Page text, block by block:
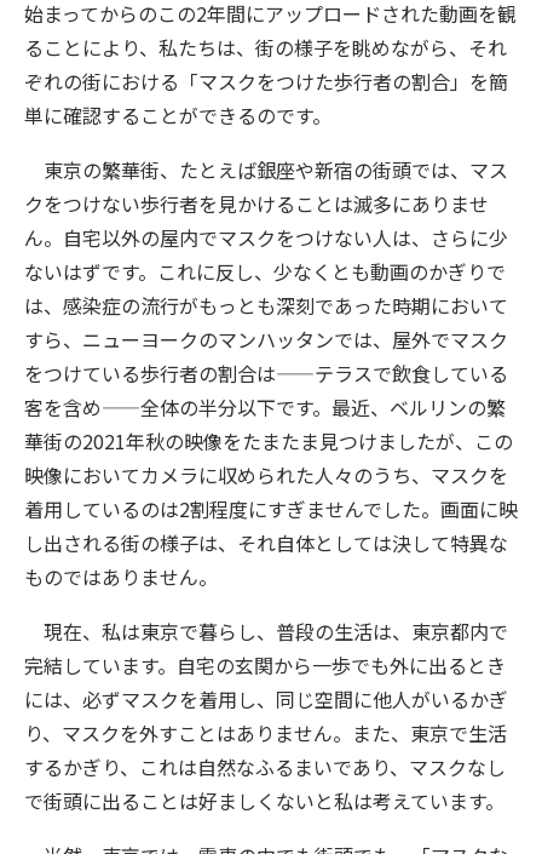
始まってからのこの2年間にアップロードされた動画を観
ることにより、私たちは、街の様子を眺めながら、それ
ぞれの街における「マスクをつけた歩行者の割合」を簡
単に確認することができるのです。
東京の繁華街、たとえば銀座や新宿の街頭では、マス
クをつけない歩行者を見かけることは滅多にありませ
ん。自宅以外の屋内でマスクをつけない人は、さらに少
ないはずです。これに反し、少なくとも動画のかぎりで
は、感染症の流行がもっとも深刻であった時期において
すら、ニューヨークのマンハッタンでは、屋外でマスク
をつけている歩行者の割合は——テラスで飲食している
客を含め——全体の半分以下です。最近、ベルリンの繁
華街の2021年秋の映像をたまたま見つけましたが、この
映像においてカメラに収められた人々のうち、マスクを
着用しているのは2割程度にすぎませんでした。画面に映
し出される街の様子は、それ自体としては決して特異な
ものではありません。
現在、私は東京で暮らし、普段の生活は、東京都内で
完結しています。自宅の玄関から一歩でも外に出るとき
には、必ずマスクを着用し、同じ空間に他人がいるかぎ
り、マスクを外すことはありません。また、東京で生活
するかぎり、これは自然なふるまいであり、マスクなし
で街頭に出ることは好ましくないと私は考えています。